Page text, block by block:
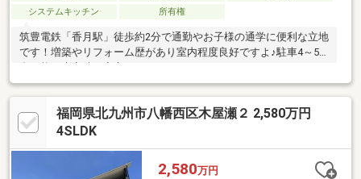
システムキッチン
所有権
筑豊電鉄「香月駅」徒歩約2分で通勤やお子様の通学に便利な立地
です！増築やリフォーム歴があり室内程度良好ですよ♪駐車4～5
台可能で来客時も安心ですね。
□□━━━━━━━━━━━━━━━━━━━━━所有者様が住ん
でおられますので事前に日程の調整が必要です。営業時間 10時～
16時（休：水曜日、第2、3火曜日） この時間帯はお電話でのお問
い合わせがスムーズにご案内できます。右下の電話ボタンをタッ
393━━━━━━━━━━━━━━━━━━━━━━□□
福岡県北九州市八幡西区木屋瀬２ 2,580万円
4SLDK
2,580万円